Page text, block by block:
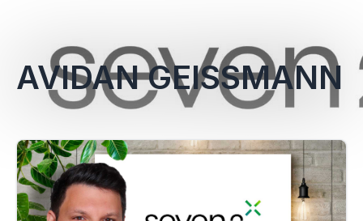
AVIDAN GEISSMANN